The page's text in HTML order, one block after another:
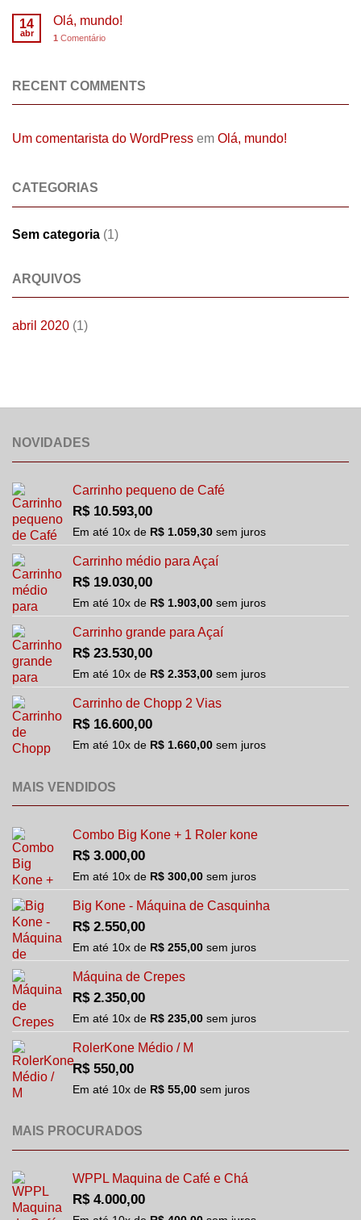
14
abr
Olá, mundo!
1 Comentário
RECENT COMMENTS
Um comentarista do WordPress em Olá, mundo!
CATEGORIAS
Sem categoria (1)
ARQUIVOS
abril 2020 (1)
NOVIDADES
Carrinho pequeno de Café
R$10.593,00
Em até 10x de R$ 1.059,30 sem juros
Carrinho médio para Açaí
R$19.030,00
Em até 10x de R$ 1.903,00 sem juros
Carrinho grande para Açaí
R$23.530,00
Em até 10x de R$ 2.353,00 sem juros
Carrinho de Chopp 2 Vias
R$16.600,00
Em até 10x de R$ 1.660,00 sem juros
MAIS VENDIDOS
Combo Big Kone + 1 Roler kone
R$3.000,00
Em até 10x de R$ 300,00 sem juros
Big Kone - Máquina de Casquinha
R$2.550,00
Em até 10x de R$ 255,00 sem juros
Máquina de Crepes
R$2.350,00
Em até 10x de R$ 235,00 sem juros
RolerKone Médio / M
R$550,00
Em até 10x de R$ 55,00 sem juros
MAIS PROCURADOS
WPPL Maquina de Café e Chá
R$4.000,00